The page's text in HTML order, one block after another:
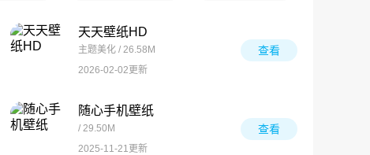
天天壁纸HD
主题美化 / 26.58M
2026-02-02更新
查看
随心手机壁纸
/ 29.50M
2025-11-21更新
查看